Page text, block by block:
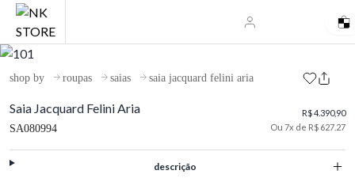
shop by roupas saias saia jacquard felini aria
Saia Jacquard Felini Aria
SA080994
R$ 4.390,90
Ou 7x de R$ 627.27
descrição